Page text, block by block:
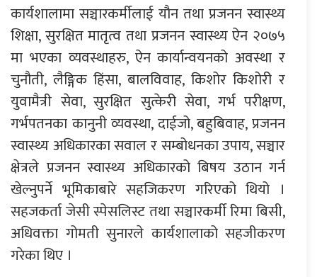
कार्यशालामा सञ्चारकर्मीलाई यौन तथा प्रजनन स्वास्थ्य
शिक्षा, सुरक्षित मातृत्व तथा प्रजनन स्वास्थ्य ऐन २०७५
मा भएका व्यवस्थाहरु, ऐन कार्यान्वयनको अवस्था र
चुनौती, लैङ्गिक हिंसा, बालविवाह, किशोर किशोरी र
युवामैत्री सेवा, सुरक्षित सुत्केरी सेवा, गर्भ परीक्षण,
गर्भपतनका कानुनी व्यवस्था, दाईजो, बहुबिवाह, प्रजनन
स्वास्थ्य अधिकारका सवाल र सम्बोधनका उपाय, सञ्चार
क्षेत्रले प्रजनन स्वास्थ्य अधिकारको बिषय उठान गर्न
खेल्नुपर्ने भूमिकाबारे सहजिकरण गरिएको थियो ।
सहजकर्ता जेसी स्पेसलिस्ट तथा सञ्चारकर्मी रिमा बिसी,
अधिवक्ता गोमती सुनारले कार्यशालाको सहजीकरण
गरेका थिए ।